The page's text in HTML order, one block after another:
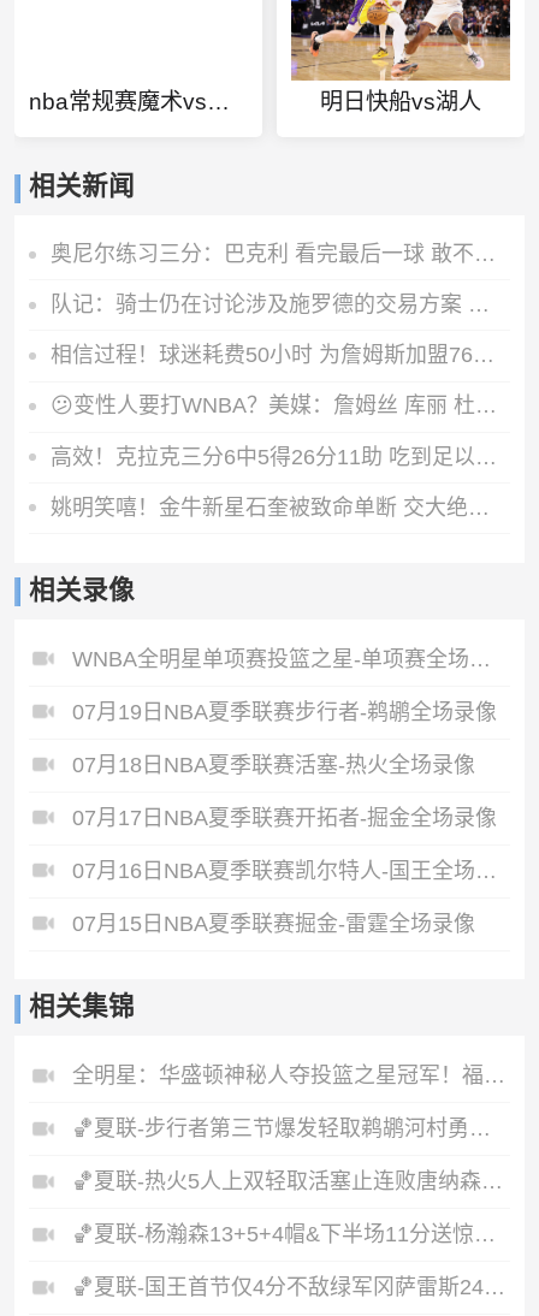
nba常规赛魔术vs掘金 明日快船vs湖人
相关新闻
奥尼尔练习三分：巴克利 看完最后一球 敢不敢跟我比划比划
队记：骑士仍在讨论涉及施罗德的交易方案 以继续追库明加&沃特森
相信过程！球迷耗费50小时 为詹姆斯加盟76人制作精美宣传画
😕变性人要打WNBA？美媒：詹姆丝 库丽 杜岚特准备统治比赛？
高效！克拉克三分6中5得26分11助 吃到足以被禁赛的第8T&后被取消
姚明笑嘻！金牛新星石奎被致命单断 交大绝杀竟成“医学奇迹” ！
相关录像
WNBA全明星单项赛投篮之星-单项赛全场录像
07月19日NBA夏季联赛步行者-鹈鹕全场录像
07月18日NBA夏季联赛活塞-热火全场录像
07月17日NBA夏季联赛开拓者-掘金全场录像
07月16日NBA夏季联赛凯尔特人-国王全场录像
07月15日NBA夏季联赛掘金-雷霆全场录像
相关集锦
全明星：华盛顿神秘人夺投篮之星冠军！福德夺得三分大赛冠军！
🏀夏联-步行者第三节爆发轻取鹈鹕河村勇辉5+5+12斯劳森22分
🏀夏联-热火5人上双轻取活塞止连败唐纳森20+8+10奥科里27分
🏀夏联-杨瀚森13+5+4帽&下半场11分送惊艳妙传开拓者力克掘金
🏀夏联-国王首节仅4分不敌绿军冈萨雷斯24+10+5塞纳克10+12